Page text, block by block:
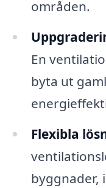
områden.
En
byta ut
Flexibla
byggnader,